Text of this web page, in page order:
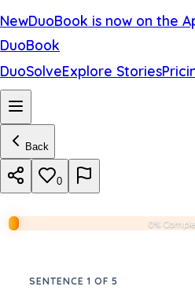
NewDuoBook is now on the
DuoBook
DuoSolveExplore Stories
Back
0
0%
SENTENCE 1 OF 5